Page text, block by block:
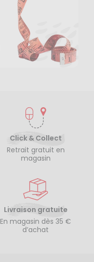
Click & Collect
Retrait gratuit en
magasin
Livraison gratuite
En magasin dès 35 €
d’achat